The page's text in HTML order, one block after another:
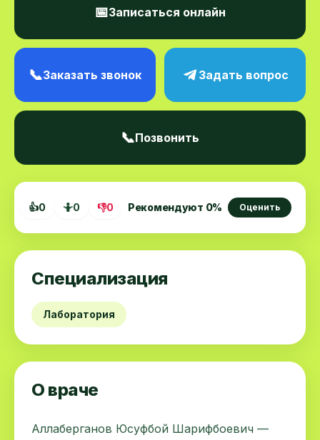
👍0 🤷0 👎0 Рекомендуют 0% Оценить
Специализация
Лаборатория
О враче
Аллаберганов Юсуфбой Шарифбоевич —
📅Записаться онлайн
📞Заказать звонок Задать вопрос
📞Позвонить